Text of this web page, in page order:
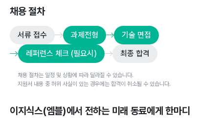
채용 절차
서류 접수 과제전형
기술 면접
레퍼런스 체크 (필요시)
최종 합격
채용 절차는 일정 및 상황에 따라 달라질 수 있습니다.
지원서 내용 중 허위 사실이 있는 경우에는 합격이 취소될 수 있습니다.
이지식스(엠블)에서 전하는 미래 동료에게 한마디